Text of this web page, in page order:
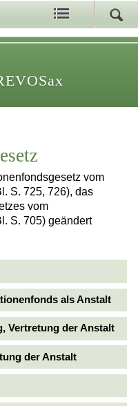
vom
S. 725, 726), das
vom
S. 705) geändert
als Anstalt
Vertretung der Anstalt
der Anstalt